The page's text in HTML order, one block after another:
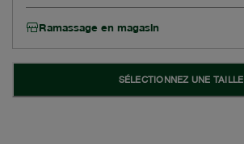
Ramassage en magasin
SÉLECTIONNEZ UNE TAILLE